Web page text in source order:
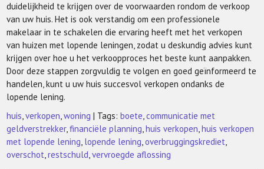
duidelijkheid te krijgen over de voorwaarden rondom de verkoop
van uw huis. Het is ook verstandig om een professionele
makelaar in te schakelen die ervaring heeft met het verkopen
van huizen met lopende leningen, zodat u deskundig advies kunt
krijgen over hoe u het verkoopproces het beste kunt aanpakken.
Door deze stappen zorgvuldig te volgen en goed geïnformeerd te
handelen, kunt u uw huis succesvol verkopen ondanks de
lopende lening.
huis,verkopen,woning | Tags:boete,communicatie met
geldverstrekker,financiële planning,huis verkopen,huis verkopen
met lopende lening, lopende lening,overbruggingskrediet,
overschot,restschuld,vervroegde aflossing